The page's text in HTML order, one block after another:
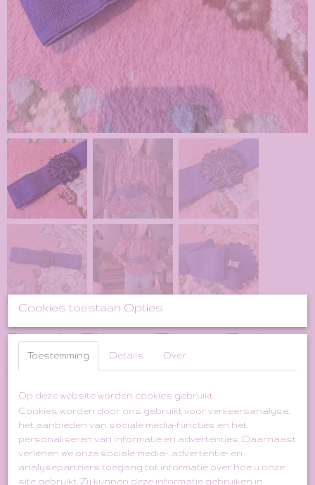
Purple Elastic Flower Belt
€ 29,00 (inclusief btw 21%)
Niet op voorraad
Free Size (best for XS-M)
Elastic Waist belt / Polyester
Cookies toestaan Opties
Toestemming Details Over
Op deze website worden cookies gebruikt
Cookies worden door ons gebruikt voor verkeersanalyse,
het aanbieden van sociale media-functies en het
personaliseren van informatie en advertenties. Daarnaast
verlenen we onze sociale media-, advertentie- en
analysepartners toegang tot informatie over hoe u onze
site gebruikt. Zij kunnen deze informatie gebruiken in